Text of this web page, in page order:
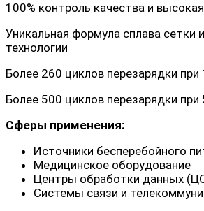
100% контроль качества и
Уникальная формула сплава сетки
технологии
Более 260 циклов перезарядки при
Более 500 циклов перезарядки при
Сферы применения:
Источники бесперебойного
Медицинское оборудование
Центры обработки данных
Системы связи и